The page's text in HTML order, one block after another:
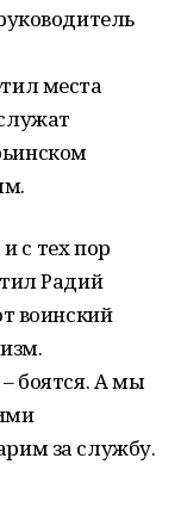
места
с тех пор
Радий
воинский
боятся. А мы
за службу.